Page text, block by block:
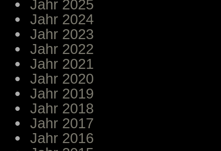
Jahr 2025
Jahr 2024
Jahr 2023
Jahr 2022
Jahr 2021
Jahr 2020
Jahr 2019
Jahr 2018
Jahr 2017
Jahr 2016